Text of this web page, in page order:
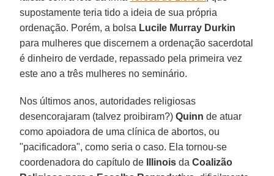
supostamente teria tido a ideia de sua própria
ordenação. Porém, a bolsa Lucile Murray Durkin
para mulheres que discernem a ordenação sacerdotal
é dinheiro de verdade, repassado pela primeira vez
este ano a três mulheres no seminário.
Nos últimos anos, autoridades religiosas
desencorajaram (talvez proibiram?)Quinn de atuar
como apoiadora de uma clínica de abortos, ou
"pacificadora", como seria o caso. Ela tornou-se
coordenadora do capítulo de
Illinois daCoalizão